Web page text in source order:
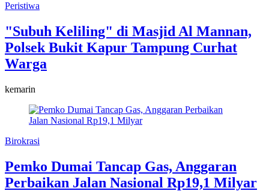
Peristiwa
"Subuh Keliling" di Masjid Al Mannan,
Polsek Bukit Kapur Tampung Curhat
Warga
kemarin
Birokrasi
Pemko Dumai Tancap Gas, Anggaran
Perbaikan Jalan Nasional Rp19,1 Milyar